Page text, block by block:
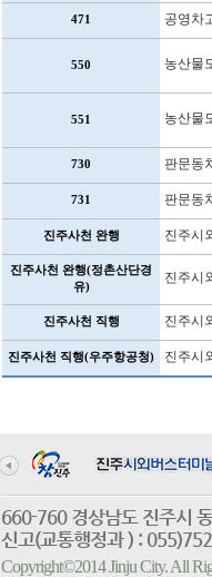
471 공영차
550 농산물
551 농산물
730 판문동
731 판문동
진주사천 완행 진주시
진주사천 완행(정촌산단경
유)
진주시
진주사천 직행 진주시
진주사천 직행(우주항공청) 진주시
660-760 경상남도 진
신고(교통행정과 ) :
Copyright©2014 Jinju City. All